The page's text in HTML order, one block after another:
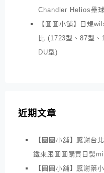
Chandler Helios壘
【圓圓小舖】日規
比 (1723型、87型、
DU型)
近期文章
【圓圓小舖】感謝台
鐵來跟圓圓購買日製
【圓圓小舖】感謝葉